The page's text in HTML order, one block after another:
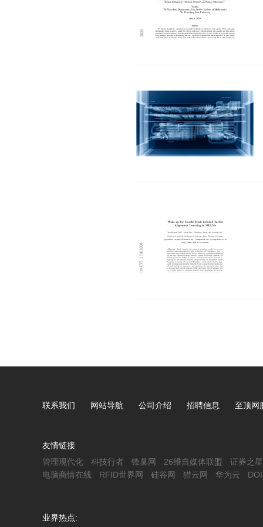
联系我们 网站导航 公司介绍 招聘信息 至顶网
友情链接
管理现代化
科技行者 锋巢网 26维自媒体联盟
证券之星
电脑商情在线
RFID世界网 硅谷网 猎云网 华为云
业界热点: